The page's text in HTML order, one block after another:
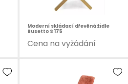
Moderní skládací dřevěná židle
Busetto S 175
Cena na vyžádání